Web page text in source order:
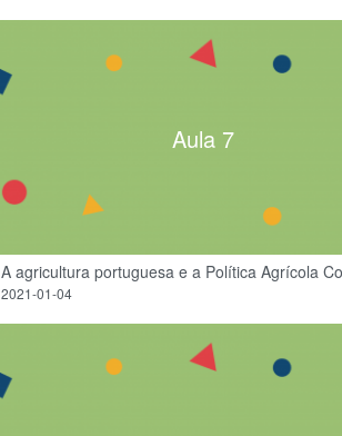
Aula 7
A agricultura portuguesa e a Política Agrícola
2021-01-04